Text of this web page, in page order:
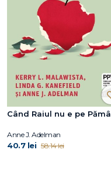
Când Raiul nu e pe
Anne J. Adelman
40.7 lei 58.14 lei